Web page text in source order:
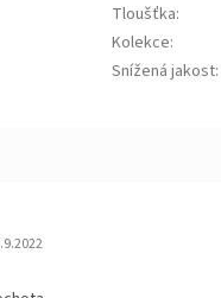
Tloušťka:
Kolekce:
Snížená jakost:
obchodu je 5 z 5